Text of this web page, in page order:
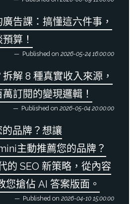
告課：搞懂這六件事，
算！
Published on 2026-05-24 16:00:00
解 8 種真實收入來源，
訂閱的變現邏輯！
Published on 2026-05-04 20:00:00
品牌？想讓
主動推薦您的品牌？
的 SEO 新策略，從內容
您搶佔 AI 答案版面。
Published on 2026-04-10 15:00:00